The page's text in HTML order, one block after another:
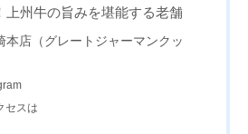
上州牛の旨みを堪能する老舗
本店（グレートジャーマンクッ
セスは